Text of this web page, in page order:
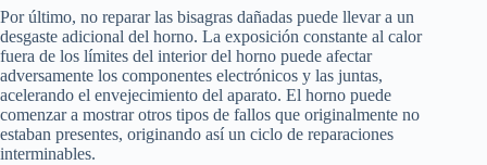
Por último, no reparar las bisagras dañadas puede llevar a un
desgaste adicional del horno. La exposición constante al calor
fuera de los límites del interior del horno puede afectar
adversamente los componentes electrónicos y las juntas,
acelerando el envejecimiento del aparato. El horno puede
comenzar a mostrar otros tipos de fallos que originalmente no
estaban presentes, originando así un ciclo de reparaciones
interminables.